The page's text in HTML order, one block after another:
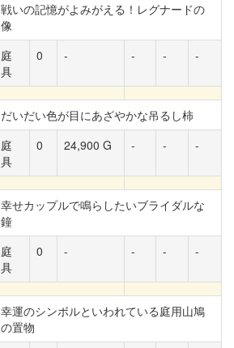
戦いの記憶がよみがえる！レグナードの
像
庭
具
0 - - - -
だいだい色が目にあざやかな吊るし柿
庭
具
0 24,900 G - - -
幸せカップルで鳴らしたいブライダルな
鐘
庭
具
0 - - - -
幸運のシンボルといわれている庭用山鳩
の置物